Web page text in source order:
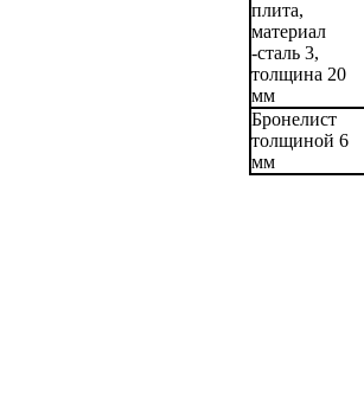
плита,
материал
-сталь 3,
толщина 20
мм
Бронелист
толщиной 6
мм